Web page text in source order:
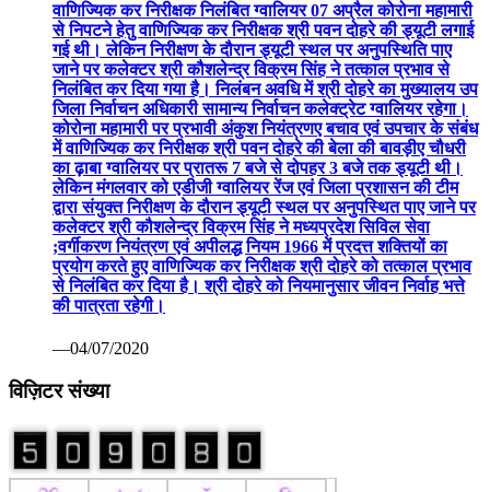
वाणिज्यिक कर निरीक्षक निलंबित ग्वालियर 07 अप्रैल कोरोना महामारी
से निपटने हेतु वाणिज्यिक कर निरीक्षक श्री पवन दोहरे की ड्यूटी लगाई
गई थी। लेकिन निरीक्षण के दौरान ड्यूटी स्थल पर अनुपस्थिति पाए
जाने पर कलेक्टर श्री कौशलेन्द्र विक्रम सिंह ने तत्काल प्रभाव से
निलंबित कर दिया गया है। निलंबन अवधि में श्री दोहरे का मुख्यालय उप
जिला निर्वाचन अधिकारी सामान्य निर्वाचन कलेक्ट्रेट ग्वालियर रहेगा।
कोरोना महामारी पर प्रभावी अंकुश नियंत्रणए बचाव एवं उपचार के संबंध
में वाणिज्यिक कर निरीक्षक श्री पवन दोहरे की बेला की बावड़ीए चौधरी
का ढ़ाबा ग्वालियर पर प्रातरू 7 बजे से दोपहर 3 बजे तक ड्यूटी थी।
लेकिन मंगलवार को एडीजी ग्वालियर रेंज एवं जिला प्रशासन की टीम
द्वारा संयुक्त निरीक्षण के दौरान ड्यूटी स्थल पर अनुपस्थित पाए जाने पर
कलेक्टर श्री कौशलेन्द्र विक्रम सिंह ने मध्यप्रदेश सिविल सेवा
;वर्गीकरण नियंत्रण एवं अपीलद्ध नियम 1966 में प्रदत्त शक्तियों का
प्रयोग करते हुए वाणिज्यिक कर निरीक्षक श्री दोहरे को तत्काल प्रभाव
से निलंबित कर दिया है। श्री दोहरे को नियमानुसार जीवन निर्वाह भत्ते
की पात्रता रहेगी।
—04/07/2020
विज़िटर संख्या